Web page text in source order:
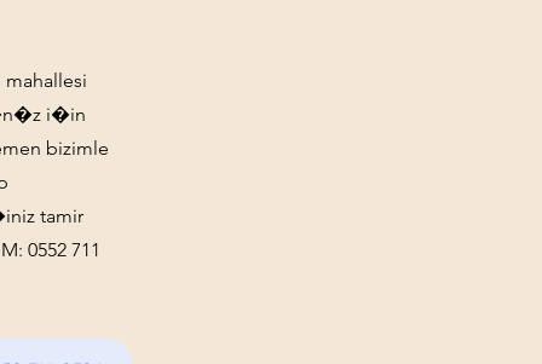
i�in
bizimle
tamir
0552 711